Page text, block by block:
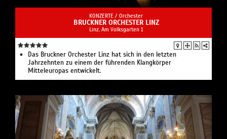
KONZERTE / Orchester
BRUCKNER ORCHESTER LINZ
Linz, Am Volksgarten 1
Das Bruckner Orchester Linz hat sich in den letzten
Jahrzehnten zu einem der führenden Klangkörper
Mitteleuropas entwickelt.